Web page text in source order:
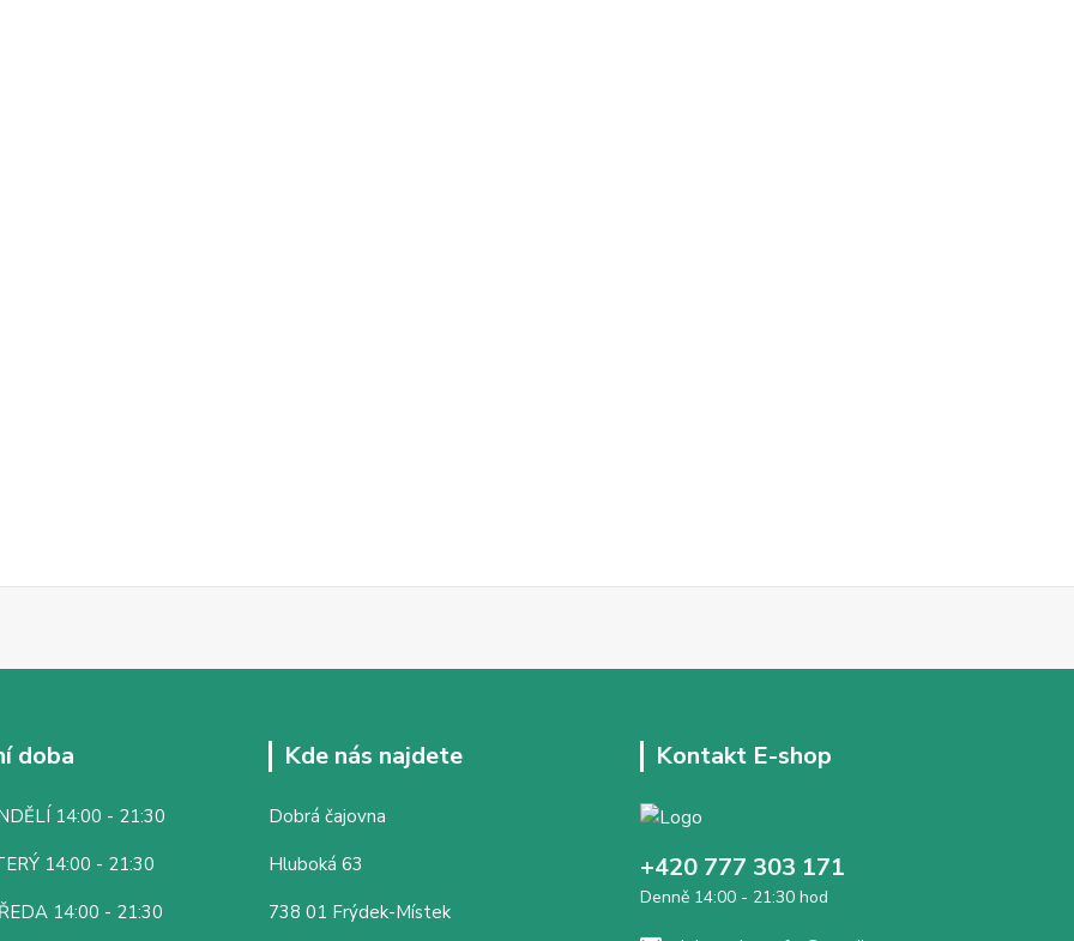
doba
14:00 - 21:30
14:00 - 21:30
14:00 - 21:30
Kde nás najdete
Dobrá čajovna
Hluboká 63
738 01 Frýdek-Místek
Kontakt E-shop
+420 777 303 171
Denně 14:00 - 21:30 hod